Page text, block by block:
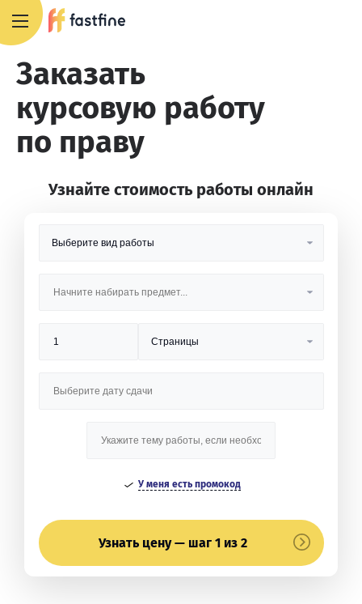
Заказать
курсовую работу
по праву
Узнайте стоимость работы онлайн
У меня есть промокод
Узнать цену — шаг 1 из 2